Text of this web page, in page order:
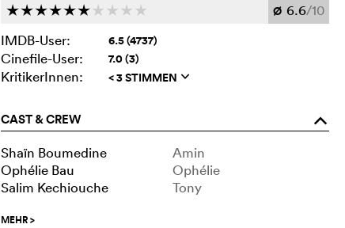
cccccc c c c c Ø 6.6/10
IMDB-User:
6.5 (4737)
Cinefile-User: 7.0 (3)
KritikerInnen: < 3 STIMMEN q
CAST & CREW o
Shaïn Boumedine
Amin
Ophélie Bau
Ophélie
Salim Kechiouche
Tony
MEHR>